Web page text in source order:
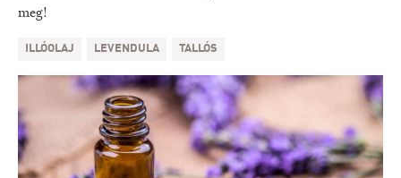
meg!
ILLÓOLAJ LEVENDULA TALLÓS